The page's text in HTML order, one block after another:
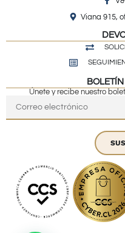
Viana 915,
Únete y recibe nuestro